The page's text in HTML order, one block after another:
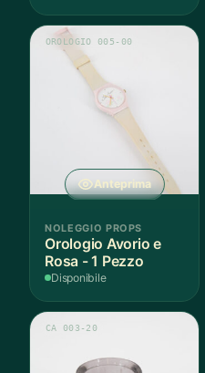
Anteprima
OROLOGIO 005-00
NOLEGGIO PROPS
Orologio Avorio e
Rosa - 1 Pezzo
Disponibile
CA 003-20